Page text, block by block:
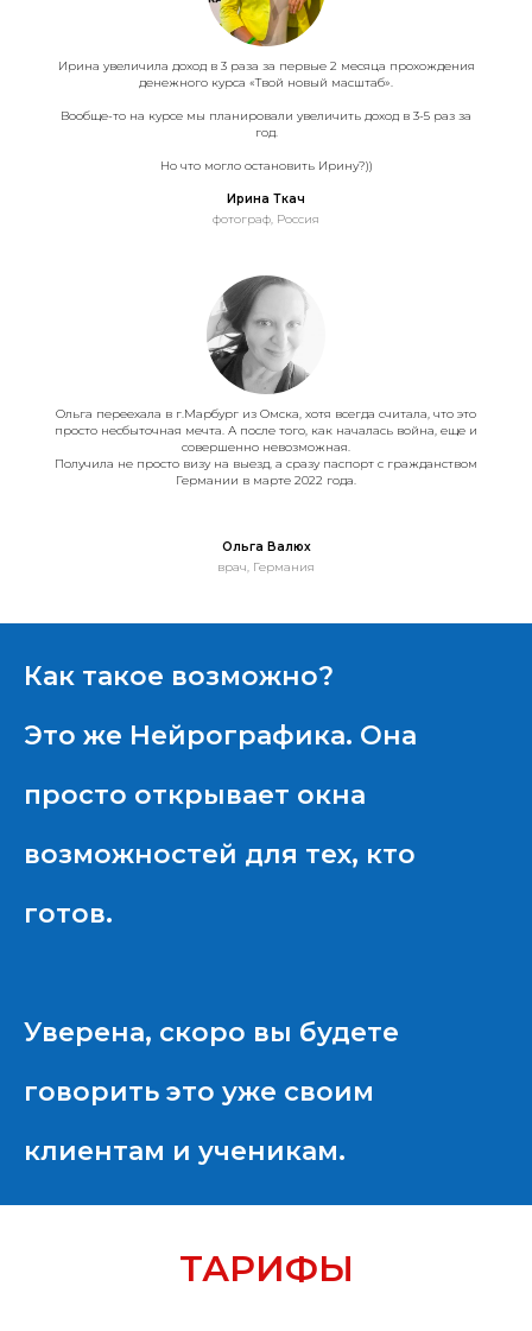
Ирина увеличила доход в 3 раза за первые 2 месяца прохождения
денежного курса «Твой новый масштаб».
Вообще-то на курсе мы планировали увеличить доход в 3-5 раз за
год.
Но что могло остановить Ирину?))
Ирина Ткач
фотограф, Россия
Ольга переехала в г.Марбург из Омска, хотя всегда считала, что это
просто несбыточная мечта. А после того, как началась война, еще и
совершенно невозможная.
Получила не просто визу на выезд, а сразу паспорт с гражданством
Германии в марте 2022 года.
Ольга Валюх
врач, Германия
Как такое возможно?
Это же Нейрографика. Она
просто открывает окна
возможностей для тех, кто
готов.
Уверена, скоро вы будете
говорить это уже своим
клиентам и ученикам.
ТАРИФЫ